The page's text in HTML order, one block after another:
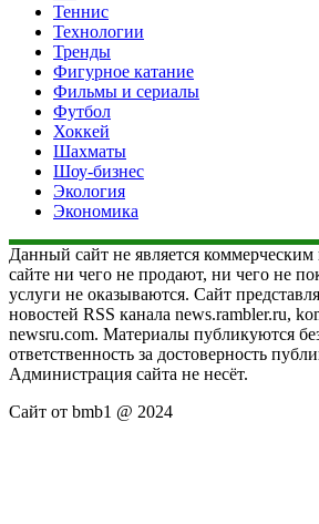
Теннис
Технологии
Тренды
Фигурное катание
Фильмы и сериалы
Футбол
Хоккей
Шахматы
Шоу-бизнес
Экология
Экономика
Данный сайт не является
сайте ни чего не продают, ни чего не
услуги не оказываются. Сайт
новостей RSS канала news.rambler.ru,
newsru.com. Материалы публикуются
ответственность за достоверность
Администрация сайта не несёт.
Сайт от bmb1 @ 2024